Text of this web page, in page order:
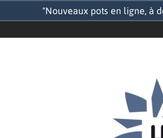
"Nouveaux pots en ligne, à